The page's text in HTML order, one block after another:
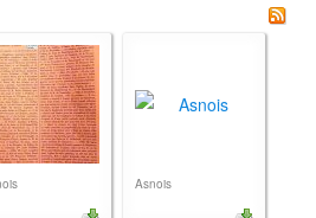
Asnois